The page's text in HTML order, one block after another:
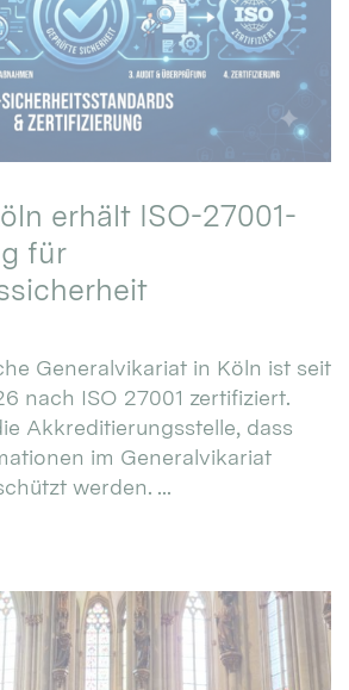
erhält ISO-27001-
für
Generalvikariat in Köln ist seit
nach ISO 27001 zertifiziert.
Akkreditierungsstelle, dass
im Generalvikariat
werden. ...